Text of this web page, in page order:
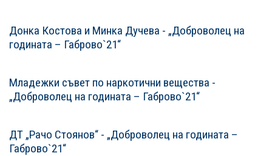
Донка Костова и Минка Дучева - „Доброволец на
годината – Габрово`21“
Младежки съвет по наркотични вещества -
„Доброволец на годината – Габрово`21“
ДТ „Рачо Стоянов“ - „Доброволец на годината –
Габрово`21“